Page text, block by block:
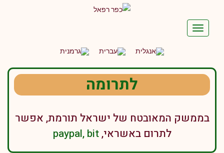
תפריט
לתרומה
בממשק המאובטח של ישראל תורמת, אפשר
לתרום באשראי,paypal, bit